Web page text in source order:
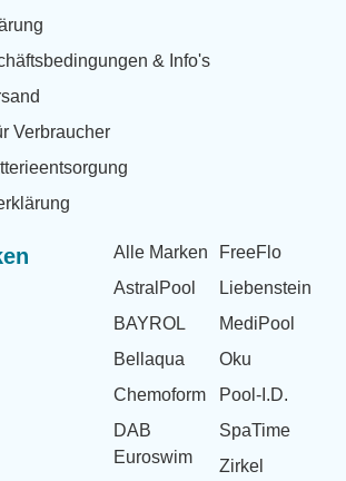
& Info's
Verbraucher
Alle Marken
AstralPool
BAYROL
Bellaqua
Chemoform
DAB
Euroswim
FreeFlo
Liebenstein
MediPool
Oku
Pool-I.D.
SpaTime
Zirkel